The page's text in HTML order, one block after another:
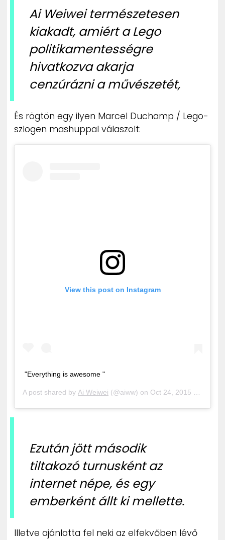
Ai Weiwei természetesen
kiakadt, amiért a Lego
politikamentességre
hivatkozva akarja
cenzúrázni a művészetét,
És rögtön egy ilyen Marcel Duchamp / Lego-
szlogen mashuppal válaszolt:
View this post on Instagram
"Everything is awesome "
A post shared by Ai Weiwei (@aiww) on Oct 24, 2015 at 3:22pm PDT
Ezután jött második
tiltakozó turnusként az
internet népe, és egy
emberként állt ki mellette.
Illetve ajánlotta fel neki az elfekvőben lévő